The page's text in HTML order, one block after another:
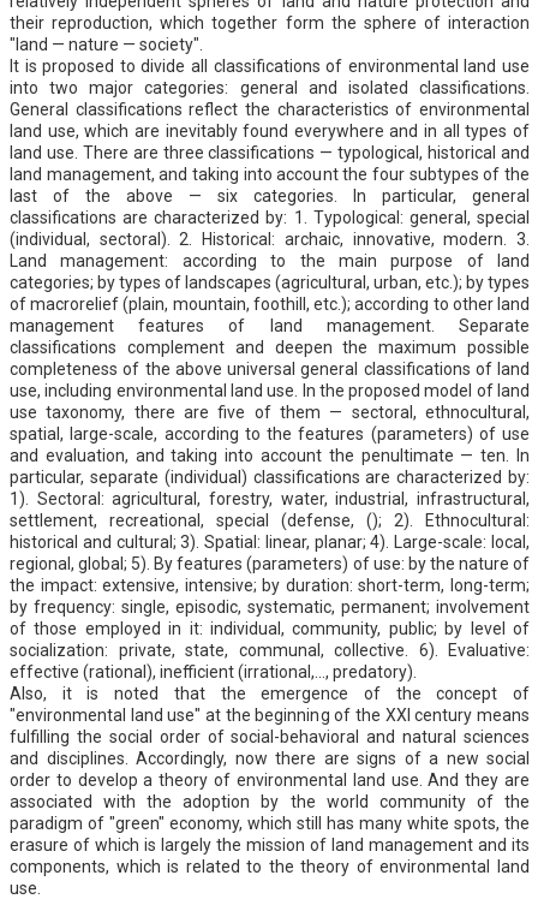
their reproduction, which together form the sphere of interaction
"land — nature — society".
It is proposed to divide all classifications of environmental land use
into two major categories: general and isolated classifications.
General classifications reflect the characteristics of environmental
land use, which are inevitably found everywhere and in all types of
land use. There are three classifications — typological, historical and
land management, and taking into account the four subtypes of the
last of the above — six categories. In particular, general
classifications are characterized by: 1. Typological: general, special
(individual, sectoral). 2. Historical: archaic, innovative, modern. 3.
Land management: according to the main purpose of land
categories; by types of landscapes (agricultural, urban, etc.); by types
of macrorelief (plain, mountain, foothill, etc.); according to other land
management features of land management. Separate
classifications complement and deepen the maximum possible
completeness of the above universal general classifications of land
use, including environmental land use. In the proposed model of land
use taxonomy, there are five of them — sectoral, ethnocultural,
spatial, large-scale, according to the features (parameters) of use
and evaluation, and taking into account the penultimate — ten. In
particular, separate (individual) classifications are characterized by:
1). Sectoral: agricultural, forestry, water, industrial, infrastructural,
settlement, recreational, special (defense, (); 2). Ethnocultural:
historical and cultural; 3). Spatial: linear, planar; 4). Large-scale: local,
regional, global; 5). By features (parameters) of use: by the nature of
the impact: extensive, intensive; by duration: short-term, long-term;
by frequency: single, episodic, systematic, permanent; involvement
of those employed in it: individual, community, public; by level of
socialization: private, state, communal, collective. 6). Evaluative:
effective (rational), inefficient (irrational,…, predatory).
Also, it is noted that the emergence of the concept of
"environmental land use" at the beginning of the XXI century means
fulfilling the social order of social-behavioral and natural sciences
and disciplines. Accordingly, now there are signs of a new social
order to develop a theory of environmental land use. And they are
associated with the adoption by the world community of the
paradigm of "green" economy, which still has many white spots, the
erasure of which is largely the mission of land management and its
components, which is related to the theory of environmental land
use.